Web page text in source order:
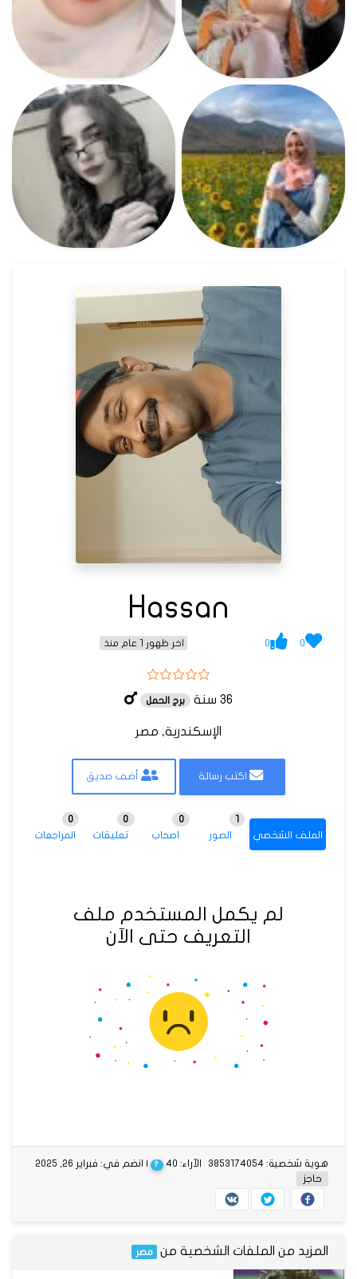
Hassan
0
0 اخر ظهور 1 عام منذ
36 سنة برج الحمل
الإسكندرية, مصر
اكتب رسالة أضف صديق
الملف الشخصي الصور اصحاب
0
تعليقات
0
المراجعات
0
لم يكمل المستخدم ملف
التعريف حتى الآن
الآراء: 40 ? | انضم في: فبراير 26, 2025
هوية شخصية: 3853174054
حاجز
المزيد من الملفات الشخصية من مصر